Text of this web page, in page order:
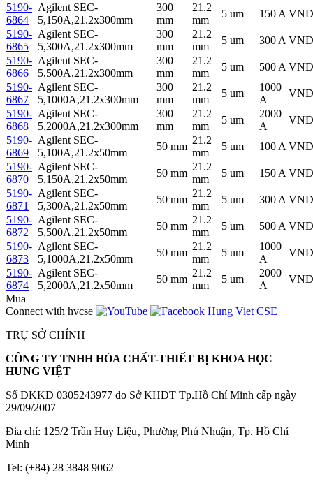
5190-
6864
Agilent SEC-
5,150A,21.2x300mm
300
mm
21.2
mm
5 um 150 A VND
5190-
6865
Agilent SEC-
5,300A,21.2x300mm
300
mm
21.2
mm
5 um 300 A VND
5190-
6866
Agilent SEC-
5,500A,21.2x300mm
300
mm
21.2
mm
5 um 500 A VND
5190-
6867
Agilent SEC-
5,1000A,21.2x300mm
300
mm
21.2
mm
5 um
1000
A
VND
5190-
6868
Agilent SEC-
5,2000A,21.2x300mm
300
mm
21.2
mm
5 um
2000
A
VND
5190-
6869
Agilent SEC-
5,100A,21.2x50mm
50 mm
21.2
mm
5 um 100 A VND
5190-
6870
Agilent SEC-
5,150A,21.2x50mm
50 mm
21.2
mm
5 um 150 A VND
5190-
6871
Agilent SEC-
5,300A,21.2x50mm
50 mm
21.2
mm
5 um 300 A VND
5190-
6872
Agilent SEC-
5,500A,21.2x50mm
50 mm
21.2
mm
5 um 500 A VND
5190-
6873
Agilent SEC-
5,1000A,21.2x50mm
50 mm
21.2
mm
5 um
1000
A
VND
5190-
6874
Agilent SEC-
5,2000A,21.2x50mm
50 mm
21.2
mm
5 um
2000
A
VND
Mua
Connect with hvcse
TRỤ SỞ CHÍNH
CÔNG TY TNHH HÓA CHẤT-THIẾT BỊ KHOA HỌC
HƯNG VIỆT
Số ĐKKD 0305243977 do Sở KHĐT Tp.Hồ Chí Minh cấp ngày
29/09/2007
Đia chỉ: 125/2 Trần Huy Liệu‚ Phường Phú Nhuận‚ Tp. Hồ Chí
Minh
Tel: (+84) 28 3848 9062